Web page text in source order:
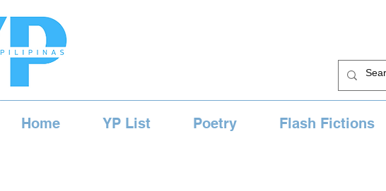
Home YP List Poetry Flash Fictions